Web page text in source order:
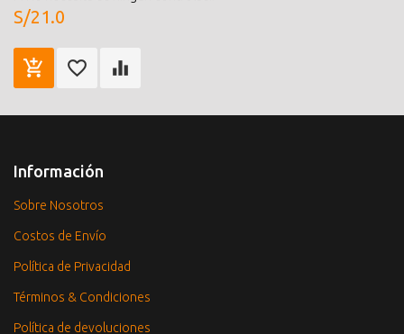
S/21.0
Información
Sobre Nosotros
Costos de Envío
Política de Privacidad
Términos & Condiciones
Política de devoluciones